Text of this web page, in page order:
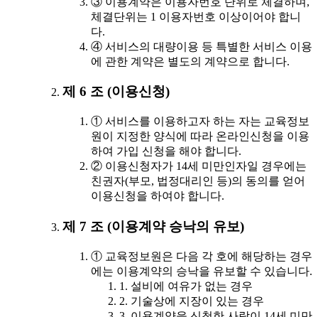
체결단위는 1 이용자번호 이상이어야 합니
다.
④ 서비스의 대량이용 등 특별한 서비스 이용
에 관한 계약은 별도의 계약으로 합니다.
제 6 조 (이용신청)
① 서비스를 이용하고자 하는 자는 교육정보
원이 지정한 양식에 따라 온라인신청을 이용
하여 가입 신청을 해야 합니다.
② 이용신청자가 14세 미만인자일 경우에는
친권자(부모, 법정대리인 등)의 동의를 얻어
이용신청을 하여야 합니다.
제 7 조 (이용계약 승낙의 유보)
① 교육정보원은 다음 각 호에 해당하는 경우
에는 이용계약의 승낙을 유보할 수 있습니다.
1. 설비에 여유가 없는 경우
2. 기술상에 지장이 있는 경우